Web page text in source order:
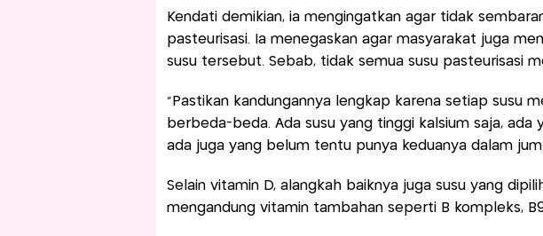
Kendati demikian, ia mengingatkan agar tidak
pasteurisasi. Ia menegaskan agar masyarakat juga
susu tersebut. Sebab, tidak semua susu pasteurisasi
“Pastikan kandungannya lengkap karena setiap susu
berbeda-beda. Ada susu yang tinggi kalsium saja, ada
ada juga yang belum tentu punya keduanya dalam
Selain vitamin D, alangkah baiknya juga susu yang
mengandung vitamin tambahan seperti B kompleks, B9